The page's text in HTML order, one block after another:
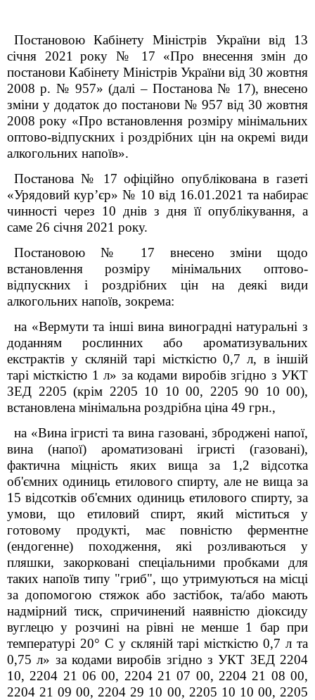
Постановою Кабінету Міністрів України від 13
січня 2021
року № 17 «Про внесення змін до
постанови Кабінету Міністрів України від 30 жовтня
2008 р. № 957» (далі – Постанова № 17), внесено
зміни у додаток до постанови № 957 від 30 жовтня
2008 року «Про встановлення розміру мінімальних
оптово-відпускних і роздрібних цін на окремі види
алкогольних напоїв».
Постанова № 17 офіційно опублікована в газеті
«Урядовий кур’єр» № 10 від 16.01.2021 та набирає
чинності через 10 днів з дня її опублікування, а
саме 26 січня 2021 року.
Постановою № 17 внесено зміни щодо
встановлення розміру мінімальних оптово-
відпускних і роздрібних цін на деякі види
алкогольних напоїв, зокрема:
на «Вермути та інші вина виноградні натуральні з
доданням рослинних або ароматизувальних
екстрактів у скляній тарі місткістю 0,7 л, в іншій
тарі місткістю 1 л» за кодами виробів згідно з УКТ
ЗЕД 2205 (крім 2205 10 10 00, 2205 90 10 00),
встановлена мінімальна роздрібна ціна 49 грн.,
на «Вина ігристі та вина газовані, зброджені напої,
вина (напої) ароматизовані ігристі (газовані),
фактична міцність яких вища за 1,2 відсотка
об'ємних одиниць етилового спирту, але не вища за
15 відсотків об'ємних одиниць етилового спирту, за
умови, що етиловий спирт, який міститься у
готовому продукті, має повністю ферментне
(ендогенне) походження, які розливаються у
пляшки, закорковані спеціальними пробками для
таких напоїв типу "гриб", що утримуються на місці
за допомогою стяжок або застібок, та/або мають
надмірний тиск, спричинений наявністю діоксиду
вуглецю у розчині на рівні не менше 1 бар при
температурі 20° C у скляній тарі місткістю 0,7 л та
0,75 л» за кодами виробів згідно з УКТ ЗЕД 2204
10, 2204 21 06 00, 2204 21 07 00, 2204 21 08 00,
2204 21 09 00, 2204 29 10 00, 2205 10 10 00, 2205